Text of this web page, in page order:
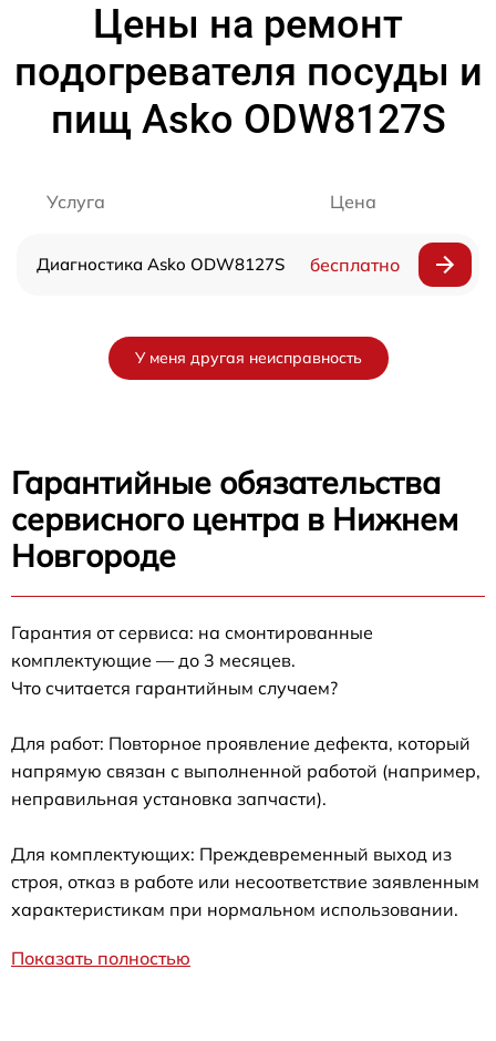
Цены на ремонт
подогревателя посуды и
пищ Asko ODW8127S
Услуга Цена
Диагностика Asko ODW8127S бесплатно
У меня другая неисправность
Гарантийные обязательства
сервисного центра в Нижнем
Новгороде
Гарантия от сервиса: на смонтированные
комплектующие — до 3 месяцев.
Что считается гарантийным случаем?
Для работ: Повторное проявление дефекта, который
напрямую связан с выполненной работой (например,
неправильная установка запчасти).
Для комплектующих: Преждевременный выход из
строя, отказ в работе или несоответствие заявленным
характеристикам при нормальном использовании.
Показать полностью